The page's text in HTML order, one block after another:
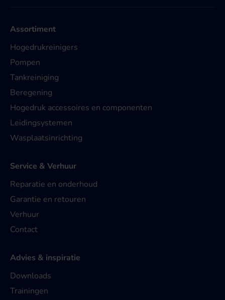
Assortiment
Hogedrukreinigers
Pompen
Tankreiniging
Beregening
Hogedruk accessoires en componenten
Leidingsystemen
Wasplaatsinrichting
Service & Verhuur
Reparatie en onderhoud
Garantie en retouren
Verhuur
Contact
Advies & inspiratie
Downloads
Trainingen